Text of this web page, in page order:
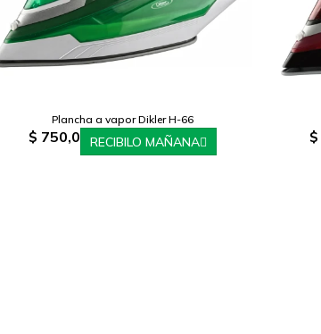
Plancha a vapor Dikler H-66
$ 750,0 RECIBILO MAÑANA $